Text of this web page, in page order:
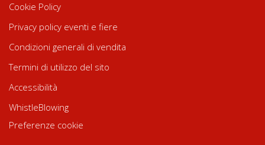
Cookie Policy
Privacy policy eventi e fiere
Condizioni generali di vendita
Termini di utilizzo del sito
Accessibilità
WhistleBlowing
Preferenze cookie